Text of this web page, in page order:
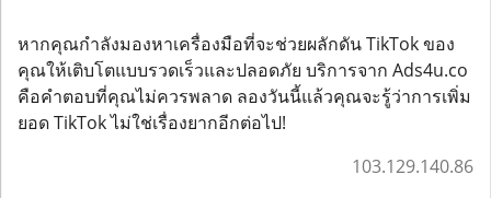
หากคุณกำลังมองหาเครื่องมือที่จะช่วยผลักดัน TikTok ของ
คุณให้เติบโตแบบรวดเร็วและปลอดภัย บริการจาก Ads4u.co
คือคำตอบที่คุณไม่ควรพลาด ลองวันนี้แล้วคุณจะรู้ว่าการเพิ่ม
ยอด TikTok ไม่ใช่เรื่องยากอีกต่อไป!
103.129.140.86